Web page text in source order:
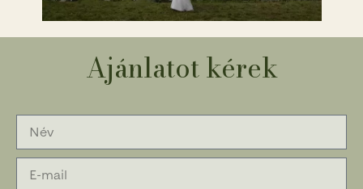
Ajánlatot kérek